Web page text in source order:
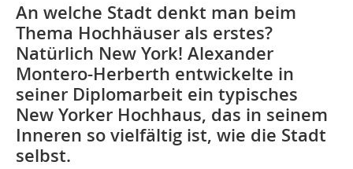
An welche Stadt denkt man beim
Thema Hochhäuser als erstes?
Natürlich New York! Alexander
Montero-Herberth entwickelte in
seiner Diplomarbeit ein typisches
New Yorker Hochhaus, das in seinem
Inneren so vielfältig ist, wie die Stadt
selbst.